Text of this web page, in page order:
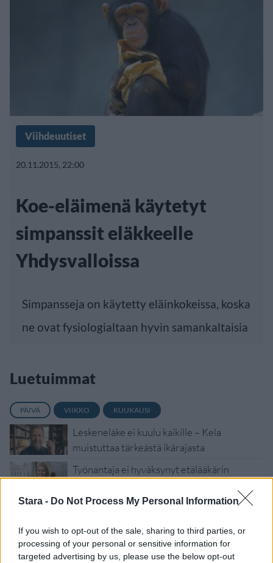
Stara - Do Not Process My Personal Information
If you wish to opt-out of the sale, sharing to third parties, or
processing of your personal or sensitive information for
targeted advertising by us, please use the below opt-out
Viihdeuutiset
20.11.2015, 22:00
Koe-eläimenä käytetyt
simpanssit eläkkeelle
Yhdysvalloissa
Simpansseja on käytetty eläinkokeissa, koska
ne ovat fysiologialtaan hyvin samankaltaisia
Luetuimmat
PÄIVÄ VIIKKO KUUKAUSI
Leskeneläke ei kuulu kaikille – Kela
muistuttaa tärkeästä ikärajasta
Työnantaja ei hyväksynyt etälääkärin
maksettu sairausajan palkkaa
toinen lentoyhtiö – matkustajille tärkeä
rajoitus